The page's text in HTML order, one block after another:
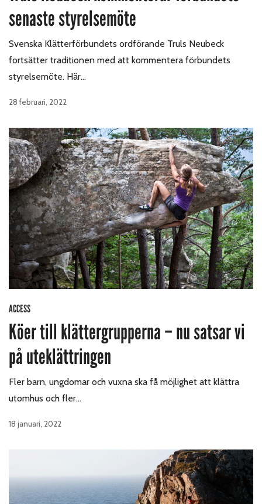
senaste styrelsemöte
Svenska Klätterförbundets ordförande Truls Neubeck
fortsätter traditionen med att kommentera förbundets
styrelsemöte. Här…
28 februari, 2022
ACCESS
Köer till klättergrupperna – nu satsar vi
på uteklättringen
Fler barn, ungdomar och vuxna ska få möjlighet att klättra
utomhus och fler…
18 januari, 2022